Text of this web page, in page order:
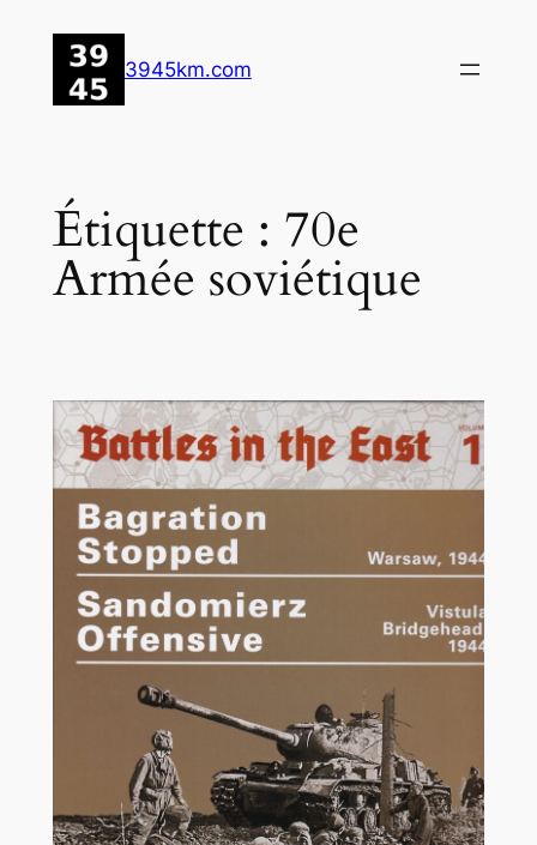
contenu
3945km.com
Étiquette : 70e
Armée soviétique